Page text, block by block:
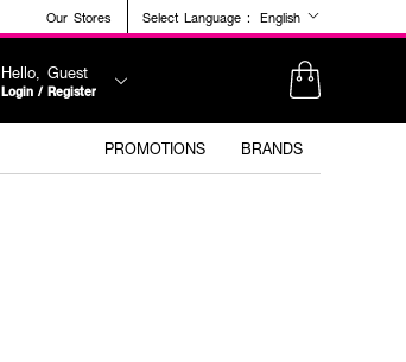
Our Stores Select Language : English
Hello, Guest
Login / Register
PROMOTIONS BRANDS